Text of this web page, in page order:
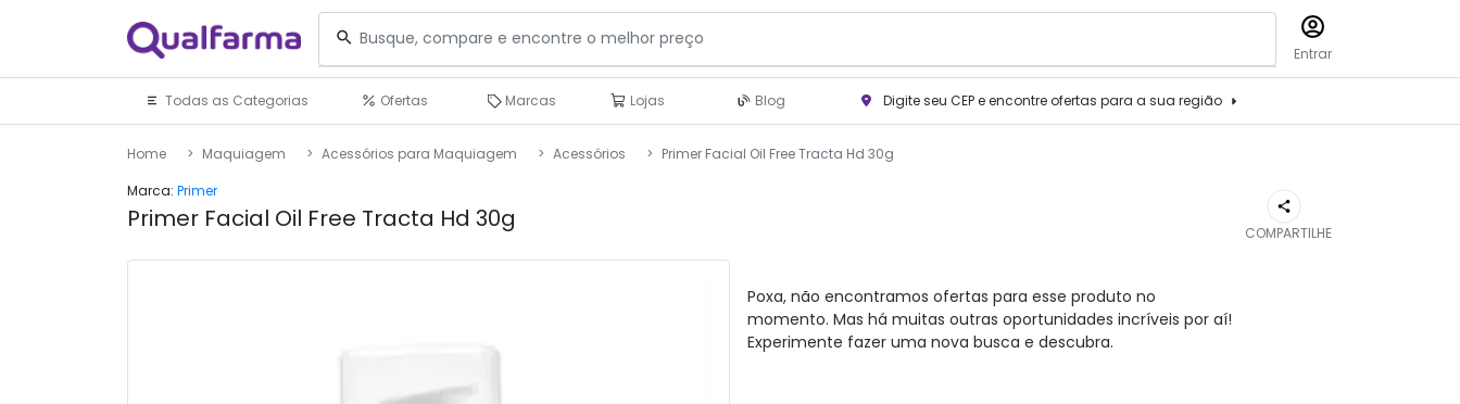
Entrar
Todas as Categorias Ofertas Marcas Lojas Blog Digite seu CEP e encontre ofertas para a sua região
Home Maquiagem Acessórios para Maquiagem Acessórios
Primer Facial Oil Free Tracta Hd 30g
Marca: Primer
Primer Facial Oil Free Tracta Hd 30g COMPARTILHE
Poxa, não encontramos ofertas para esse produto no
momento. Mas há muitas outras oportunidades incríveis por aí!
Experimente fazer uma nova busca e descubra.